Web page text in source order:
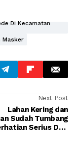
Di Kecamatan
Masker
Next Post
Lahan Kering dan
Sudah Tumbang
Serius Dari